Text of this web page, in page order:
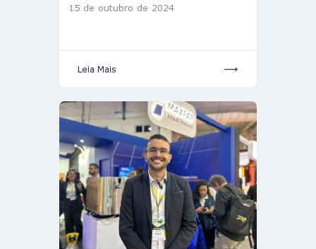
15 de outubro de 2024
Leia Mais